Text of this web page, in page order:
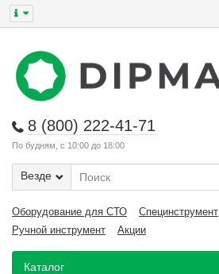
8 (800) 222-41-71
По будням, с 10:00 до 18:00
Везде
Оборудование для СТО Специнструмент
Ручной инструмент
Акции
Каталог